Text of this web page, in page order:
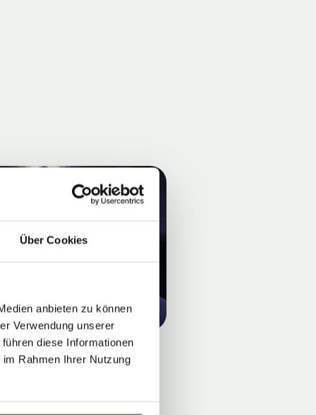
Über Cookies
anbieten zu können
Verwendung unserer
diese Informationen
Rahmen Ihrer Nutzung